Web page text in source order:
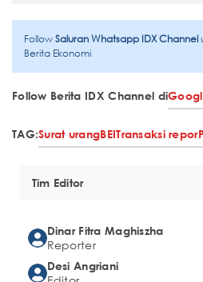
FollowSaluran Whatsapp IDX Channel
Berita Ekonomi
Follow Berita IDX Channel di
TAG:Surat urangBEITransaksi repor
Tim Editor
Dinar Fitra Maghiszha
Reporter
Desi Angriani